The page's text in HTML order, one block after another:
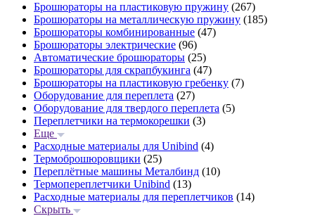
Брошюраторы на пластиковую пружину (267)
Брошюраторы на металлическую пружину (185)
Брошюраторы комбинированные (47)
Брошюраторы электрические (96)
Автоматические брошюраторы (25)
Брошюраторы для скрапбукинга (47)
Брошюраторы на пластиковую гребенку (7)
Оборудование для переплета (27)
Оборудование для твердого переплета (5)
Переплетчики на термокорешки (3)
Еще
Расходные материалы для Unibind (4)
Термоброшюровщики (25)
Переплётные машины Металбинд (10)
Термопереплетчики Unibind (13)
Расходные материалы для переплетчиков (14)
Скрыть